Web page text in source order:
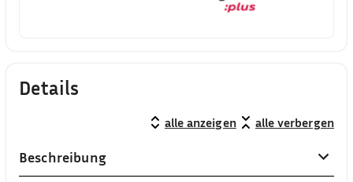
Details
alle anzeigen alle verbergen
Beschreibung